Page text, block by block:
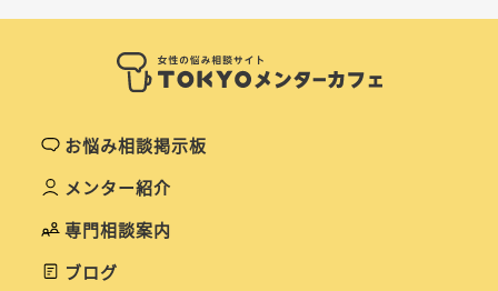
お悩み相談掲示板
メンター紹介
専門相談案内
ブログ